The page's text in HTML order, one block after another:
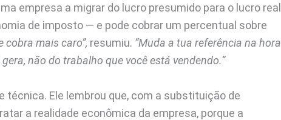
empresa a migrar do lucro presumido para o lucro real
de imposto — e pode cobrar um percentual sobre
cobra mais caro”, resumiu. “Muda a tua referência na hora
não do trabalho que você está vendendo.”
Ele lembrou que, com a substituição de
a realidade econômica da empresa, porque a